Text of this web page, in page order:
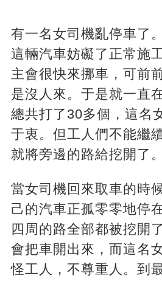
有一名女司機亂停車了
這輛汽車妨礙了正常施
主會很快來挪車，可前
是沒人來。于是就一直
總共打了30多個，這名
于衷。但工人們不能繼
就將旁邊的路給挖開了。
當女司機回來取車的時
己的汽車正孤零零地停
四周的路全部都被挖開
會把車開出來，而這名
怪工人，不尊重人。到